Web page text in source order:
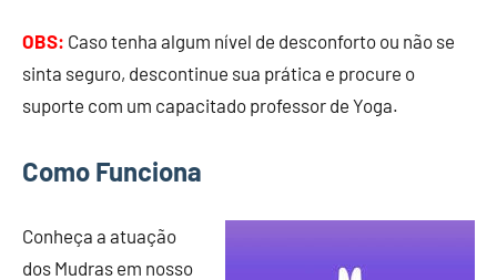
OBS: Caso tenha algum nível de desconforto ou não se
sinta seguro, descontinue sua prática e procure o
suporte com um capacitado professor de Yoga.
Como Funciona
Conheça a atuação
dos Mudras em nosso